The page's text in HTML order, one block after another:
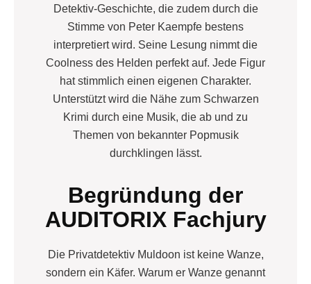
Detektiv-Geschichte, die zudem durch die
Stimme von Peter Kaempfe bestens
interpretiert wird. Seine Lesung nimmt die
Coolness des Helden perfekt auf. Jede Figur
hat stimmlich einen eigenen Charakter.
Unterstützt wird die Nähe zum Schwarzen
Krimi durch eine Musik, die ab und zu
Themen von bekannter Popmusik
durchklingen lässt.
Begründung der
AUDITORIX Fachjury
Die Privatdetektiv Muldoon ist keine Wanze,
sondern ein Käfer. Warum er Wanze genannt